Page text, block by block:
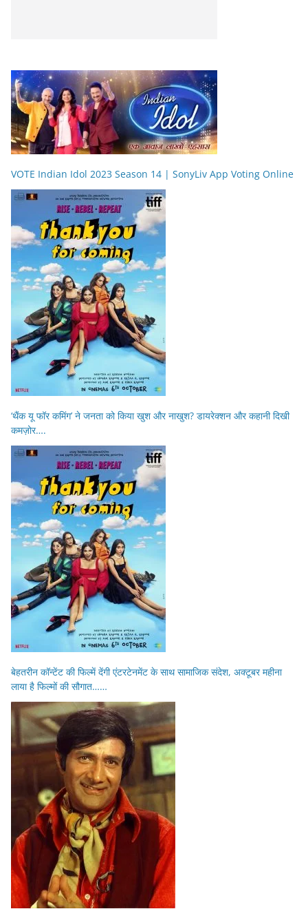
VOTE Indian Idol 2023 Season 14 | SonyLiv App Voting Online
‘थैंक यू फॉर कमिंग’ ने जनता को किया खुश और नाखुश? डायरेक्शन और कहानी दिखी
कमज़ोर….
बेहतरीन कॉन्टेंट की फिल्में देंगी एंटरटेनमेंट के साथ सामाजिक संदेश, अक्टूबर महीना
लाया है फिल्मों की सौगात……